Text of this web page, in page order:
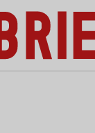
Briefing: Todas